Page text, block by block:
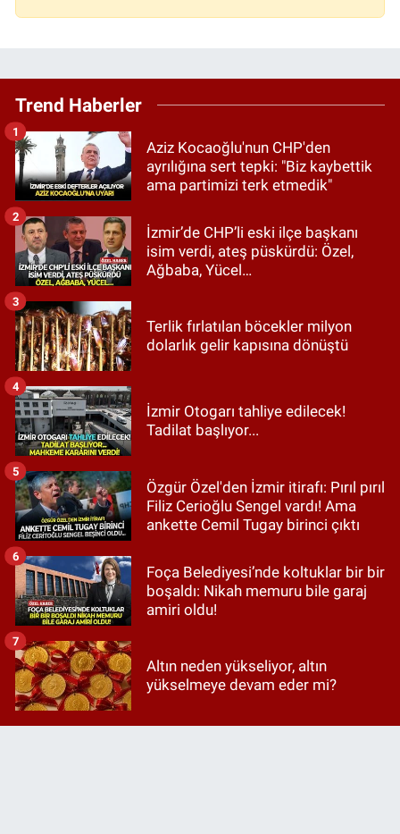
Trend Haberler
Aziz Kocaoğlu'nun CHP'den
ayrılığına sert tepki: "Biz kaybettik
ama partimizi terk etmedik"
1
İzmir’de CHP’li eski ilçe başkanı
isim verdi, ateş püskürdü: Özel,
Ağbaba, Yücel…
2
Terlik fırlatılan böcekler milyon
dolarlık gelir kapısına dönüştü
3
İzmir Otogarı tahliye edilecek!
Tadilat başlıyor...
4
Özgür Özel'den İzmir itirafı: Pırıl pırıl
Filiz Cerioğlu Sengel vardı! Ama
ankette Cemil Tugay birinci çıktı
5
Foça Belediyesi’nde koltuklar bir bir
boşaldı: Nikah memuru bile garaj
amiri oldu!
6
Altın neden yükseliyor, altın
yükselmeye devam eder mi?
7